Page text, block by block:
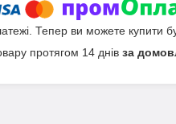
Тепер ви можете купити
протягом 14 днів за